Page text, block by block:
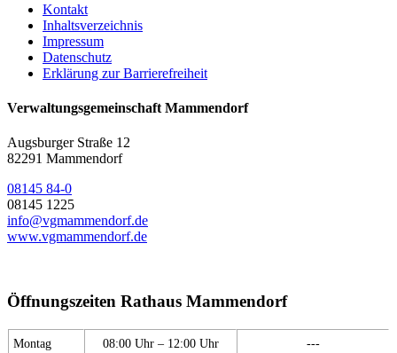
Kontakt
Inhaltsverzeichnis
Impressum
Datenschutz
Erklärung zur Barrierefreiheit
Verwaltungsgemeinschaft Mammendorf
Augsburger Straße 12
82291 Mammendorf
08145 84-0
08145 1225
info@vgmammendorf.de
www.vgmammendorf.de
Öffnungszeiten Rathaus Mammendorf
Montag 08:00 Uhr – 12:00 Uhr ---